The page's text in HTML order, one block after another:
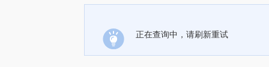
正在查询中，请刷新重试